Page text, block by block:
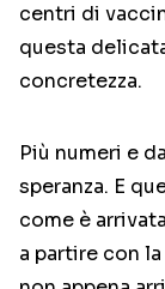
centri di
questa
concretezza.
Più numeri e
speranza. E
come è
a partire con